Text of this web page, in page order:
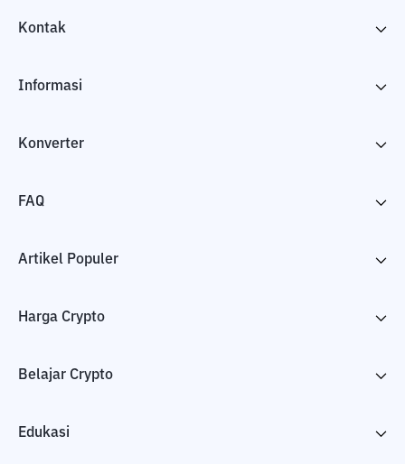
Kontak
Informasi
Konverter
FAQ
Artikel Populer
Harga Crypto
Belajar Crypto
Edukasi